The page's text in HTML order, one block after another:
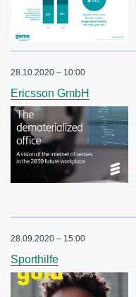
28.10.2020 – 10:00
Ericsson GmbH
28.09.2020 – 15:00
Sporthilfe